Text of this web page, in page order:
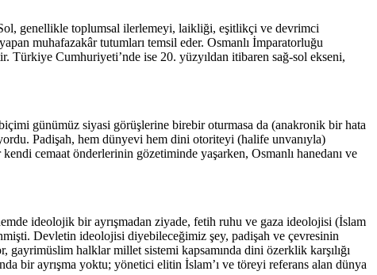
genellikle toplumsal ilerlemeyi, laikliği, eşitlikçi ve devrimci
muhafazakâr tutumları temsil eder. Osmanlı İmparatorluğu
Türkiye Cumhuriyeti’nde ise 20. yüzyıldan itibaren sağ-sol ekseni,
günümüz siyasi görüşlerine birebir oturmasa da (anakronik bir hata
Padişah, hem dünyevi hem dini otoriteyi (halife unvanıyla)
cemaat önderlerinin gözetiminde yaşarken, Osmanlı hanedanı ve
ideolojik bir ayrışmadan ziyade, fetih ruhu ve gaza ideolojisi (İslam
Devletin ideolojisi diyebileceğimiz şey, padişah ve çevresinin
halklar millet sistemi kapsamında dini özerklik karşılığı
bir ayrışma yoktu; yönetici elitin İslam’ı ve töreyi referans alan dünya